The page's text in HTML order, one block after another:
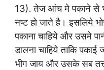
13). तेज आंच मे पकाने से
नष्ट हो जाते है। इसलिये
पकाना चाहिये और उसमे
डालना चाहिये ताकि
भीग जाय और उसके सब